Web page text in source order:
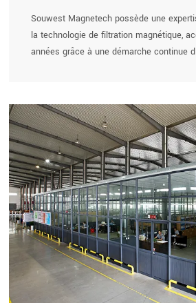
Souwest Magnetech possède une
la technologie de filtration magnétique,
années grâce à une démarche continue